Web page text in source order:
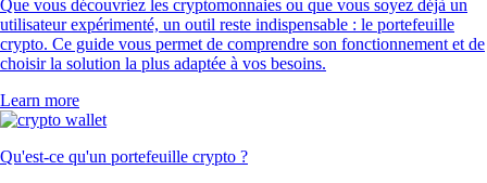
Que vous découvriez les cryptomonnaies ou que vous soyez déjà un
utilisateur expérimenté, un outil reste indispensable : le portefeuille
crypto. Ce guide vous permet de comprendre son fonctionnement et de
choisir la solution la plus adaptée à vos besoins.
Learn more
Qu'est-ce qu'un portefeuille crypto ?